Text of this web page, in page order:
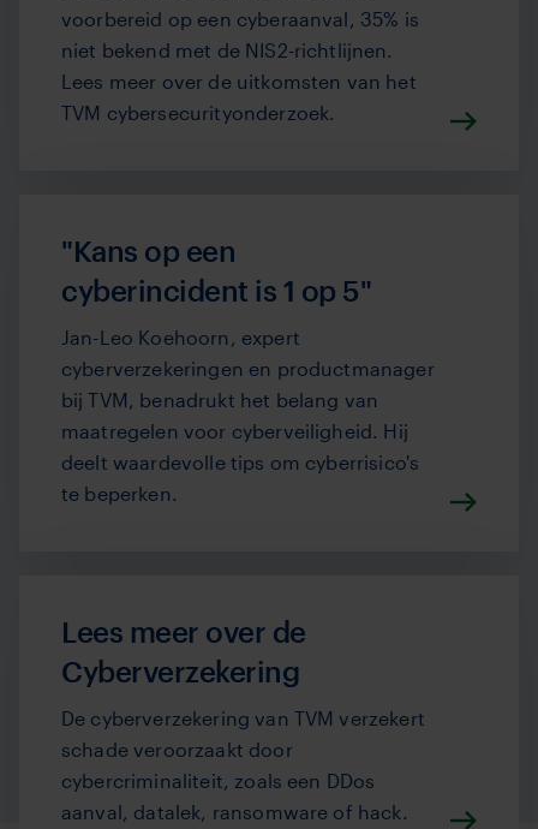
voorbereid op een cyberaanval, 35% is
niet bekend met de NIS2-richtlijnen.
Lees meer over de uitkomsten van het
TVM cybersecurityonderzoek.
"Kans op een
cyberincident is 1 op 5"
Jan-Leo Koehoorn, expert
cyberverzekeringen en productmanager
bij TVM, benadrukt het belang van
maatregelen voor cyberveiligheid. Hij
deelt waardevolle tips om cyberrisico's
te beperken.
Lees meer over de
Cyberverzekering
De cyberverzekering van TVM verzekert
schade veroorzaakt door
cybercriminaliteit, zoals een DDos
aanval, datalek, ransomware of hack.